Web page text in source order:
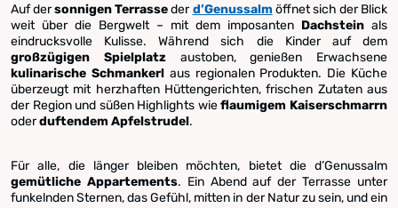
Auf dersonnigen Terrassederd’Genussalm öffnet sich der Blick
weit über die Bergwelt – mit dem imposanten Dachstein als
eindrucksvolle Kulisse. Während sich die Kinder auf dem
großzügigen Spielplatzaustoben, genießen Erwachsene
kulinarische Schmankerlaus regionalen Produkten. Die Küche
überzeugt mit herzhaften Hüttengerichten, frischen Zutaten aus
der Region und süßen Highlights wieflaumigem Kaiserschmarrn
oderduftendem Apfelstrudel.
Für alle, die länger bleiben möchten, bietet die d’Genussalm
gemütliche Appartements. Ein Abend auf der Terrasse unter
funkelnden Sternen, das Gefühl, mitten in der Natur zu sein, und ein